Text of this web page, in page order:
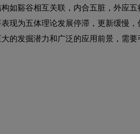
如谿谷相互关联，内合五脏，外应
现为五体理论发展停滞，更新缓慢
的发掘潜力和广泛的应用前景，需要